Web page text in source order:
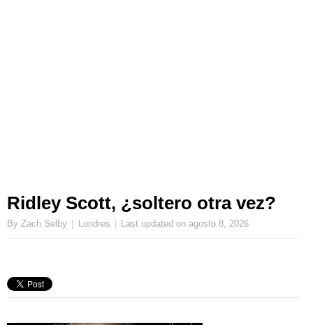
Ridley Scott, ¿soltero otra vez?
By Zach Selby Londres Last updated onagosto 8, 2026